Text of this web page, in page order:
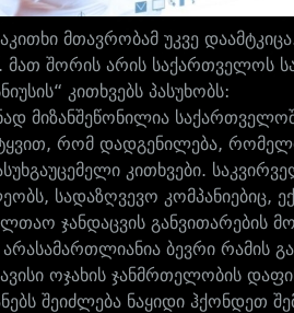
მთავრობამ უკვე
შორის არის საქართველოს
კითხვებს პასუხობს:
მიზანშეწონილია
რომ დადგენილება,
კითხვები.
სადაზღვევო კომპანიებიც,
ჯანდაცვის განვითარების
ბევრი რამის
ოჯახის ჯანმრთელობის
შეიძლება ნაყიდი ჰქონდეთ